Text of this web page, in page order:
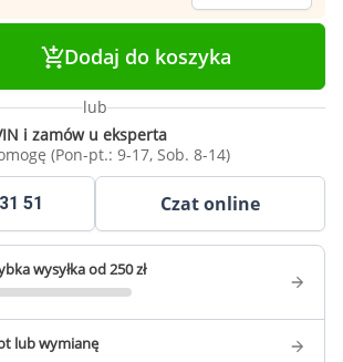
Dodaj do koszyka
lub
i zamów u eksperta
(Pon-pt.: 9-17, Sob. 8-14)
51 Czat online
wysyłka od 250 zł
lub wymianę